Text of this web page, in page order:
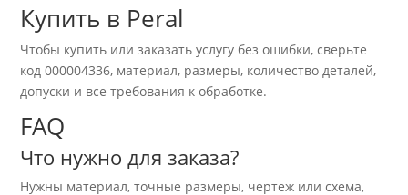
Купить в Peral
Чтобы купить или заказать услугу без ошибки, сверьте
код 000004336, материал, размеры, количество деталей,
допуски и все требования к обработке.
FAQ
Что нужно для заказа?
Нужны материал, точные размеры, чертеж или схема,